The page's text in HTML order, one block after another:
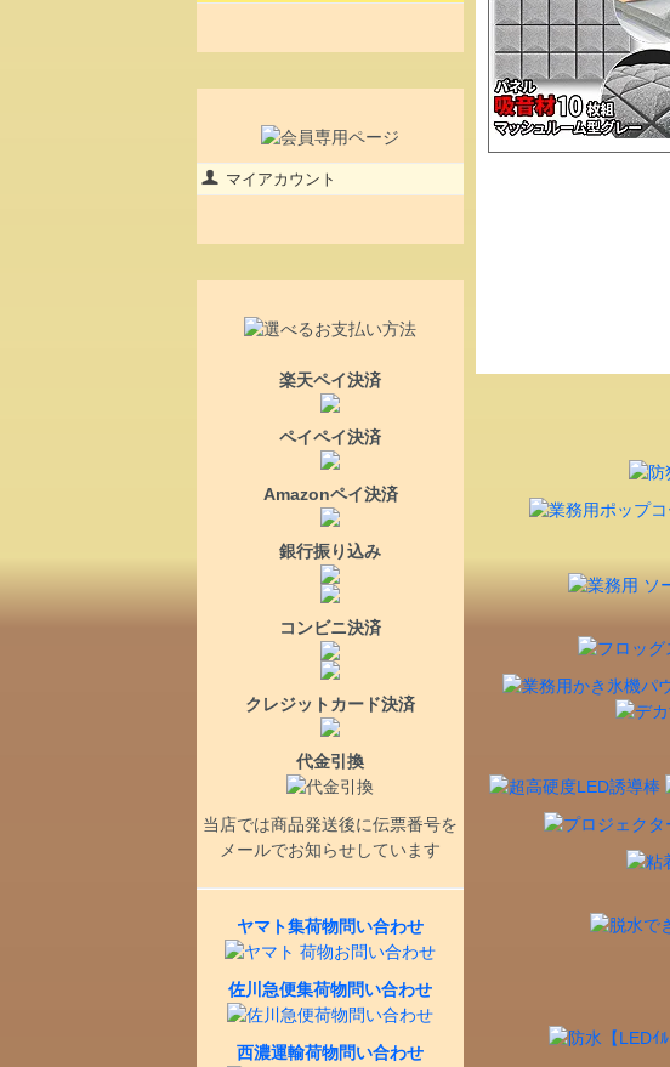
マイアカウント
楽天ペイ決済
ペイペイ決済
Amazonペイ決済
銀行振り込み
コンビニ決済
クレジットカード決済
代金引換
当店では商品発送後に伝票番号を
メールでお知らせしています
ヤマト集荷物問い合わせ
佐川急便集荷物問い合わせ
西濃運輸荷物問い合わせ